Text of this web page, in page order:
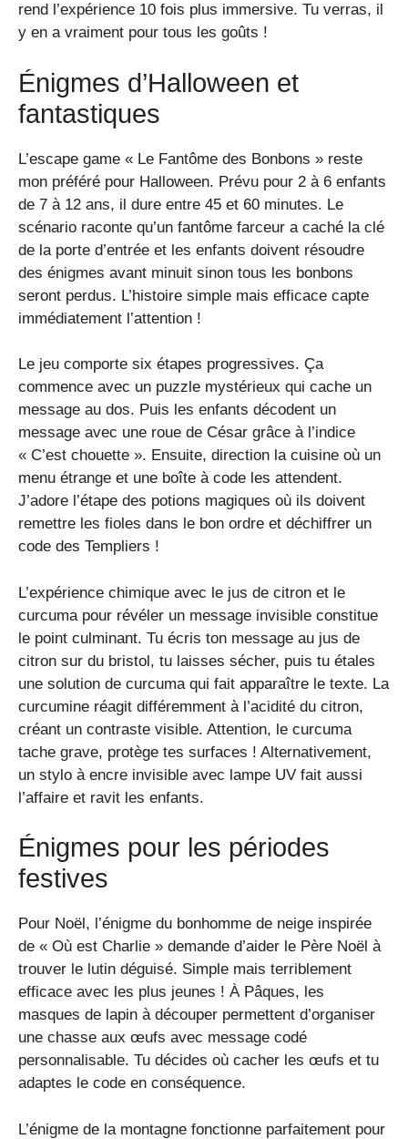
rend l’expérience 10 fois plus immersive. Tu verras, il
y en a vraiment pour tous les goûts !
Énigmes d’Halloween et
fantastiques
L’escape game « Le Fantôme des Bonbons » reste
mon préféré pour Halloween. Prévu pour 2 à 6 enfants
de 7 à 12 ans, il dure entre 45 et 60 minutes. Le
scénario raconte qu’un fantôme farceur a caché la clé
de la porte d’entrée et les enfants doivent résoudre
des énigmes avant minuit sinon tous les bonbons
seront perdus. L’histoire simple mais efficace capte
immédiatement l’attention !
Le jeu comporte six étapes progressives. Ça
commence avec un puzzle mystérieux qui cache un
message au dos. Puis les enfants décodent un
message avec une roue de César grâce à l’indice
« C’est chouette ». Ensuite, direction la cuisine où un
menu étrange et une boîte à code les attendent.
J’adore l’étape des potions magiques où ils doivent
remettre les fioles dans le bon ordre et déchiffrer un
code des Templiers !
L’expérience chimique avec le jus de citron et le
curcuma pour révéler un message invisible constitue
le point culminant. Tu écris ton message au jus de
citron sur du bristol, tu laisses sécher, puis tu étales
une solution de curcuma qui fait apparaître le texte. La
curcumine réagit différemment à l’acidité du citron,
créant un contraste visible. Attention, le curcuma
tache grave, protège tes surfaces ! Alternativement,
un stylo à encre invisible avec lampe UV fait aussi
l’affaire et ravit les enfants.
Énigmes pour les périodes
festives
Pour Noël, l’énigme du bonhomme de neige inspirée
de « Où est Charlie » demande d’aider le Père Noël à
trouver le lutin déguisé. Simple mais terriblement
efficace avec les plus jeunes ! À Pâques, les
masques de lapin à découper permettent d’organiser
une chasse aux œufs avec message codé
personnalisable. Tu décides où cacher les œufs et tu
adaptes le code en conséquence.
L’énigme de la montagne fonctionne parfaitement pour